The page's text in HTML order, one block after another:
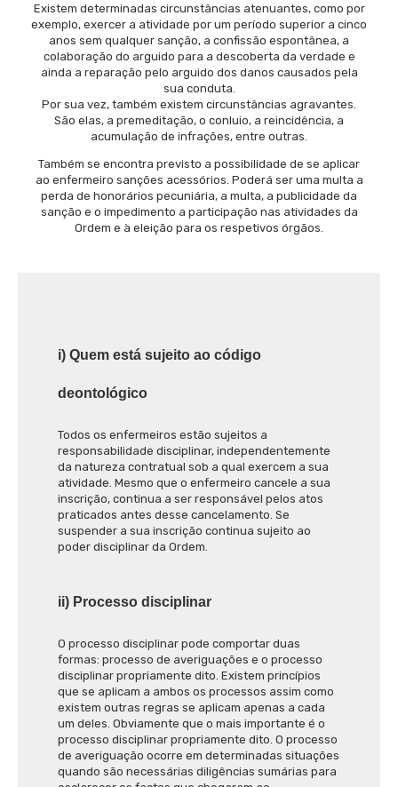
Existem determinadas circunstâncias atenuantes, como por
exemplo, exercer a atividade por um período superior a cinco
anos sem qualquer sanção, a confissão espontânea, a
colaboração do arguido para a descoberta da verdade e
ainda a reparação pelo arguido dos danos causados pela
sua conduta.
Por sua vez, também existem circunstâncias agravantes.
São elas, a premeditação, o conluio, a reincidência, a
acumulação de infrações, entre outras.
Também se encontra previsto a possibilidade de se aplicar
ao enfermeiro sanções acessórios. Poderá ser uma multa a
perda de honorários pecuniária, a multa, a publicidade da
sanção e o impedimento a participação nas atividades da
Ordem e à eleição para os respetivos órgãos.
i) Quem está sujeito ao código
deontológico
Todos os enfermeiros estão sujeitos a
responsabilidade disciplinar, independentemente
da natureza contratual sob a qual exercem a sua
atividade. Mesmo que o enfermeiro cancele a sua
inscrição, continua a ser responsável pelos atos
praticados antes desse cancelamento. Se
suspender a sua inscrição continua sujeito ao
poder disciplinar da Ordem.
ii) Processo disciplinar
O processo disciplinar pode comportar duas
formas: processo de averiguações e o processo
disciplinar propriamente dito. Existem princípios
que se aplicam a ambos os processos assim como
existem outras regras se aplicam apenas a cada
um deles. Obviamente que o mais importante é o
processo disciplinar propriamente dito. O processo
de averiguação ocorre em determinadas situações
quando são necessárias diligências sumárias para